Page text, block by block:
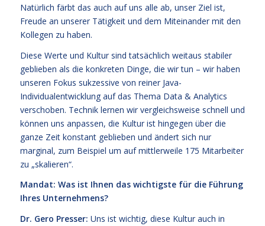
Natürlich färbt das auch auf uns alle ab, unser Ziel ist,
Freude an unserer Tätigkeit und dem Miteinander mit den
Kollegen zu haben.
Diese Werte und Kultur sind tatsächlich weitaus stabiler
geblieben als die konkreten Dinge, die wir tun – wir haben
unseren Fokus sukzessive von reiner Java-
Individualentwicklung auf das Thema Data & Analytics
verschoben. Technik lernen wir vergleichsweise schnell und
können uns anpassen, die Kultur ist hingegen über die
ganze Zeit konstant geblieben und ändert sich nur
marginal, zum Beispiel um auf mittlerweile 175 Mitarbeiter
zu „skalieren“.
Mandat: Was ist Ihnen das wichtigste für die Führung
Ihres Unternehmens?
Dr. Gero Presser: Uns ist wichtig, diese Kultur auch in